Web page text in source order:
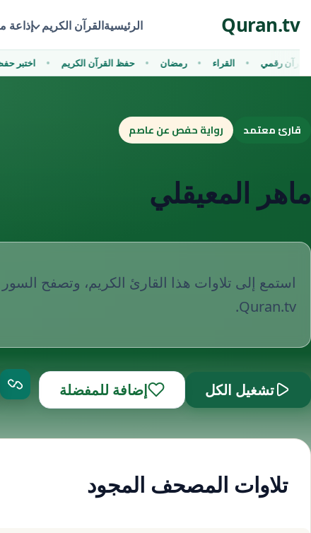
Quran.tv الرئيسيةالقرآن الكريم إذاعة
اختبر حفظ القرآن الكريم رمضان القراء قرآن رقمي
قارئ معتمد رواية حفص عن عاصم
ماهر المعيقلي
استمع إلى تلاوات هذا القارئ الكريم، وتصفح السور
Quran.tv.
تشغيل الكل إضافة للمفضلة
تلاوات المصحف المجود